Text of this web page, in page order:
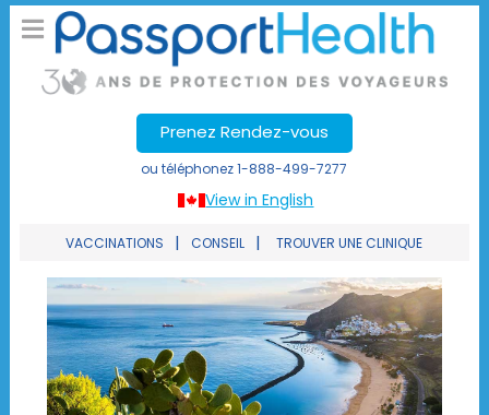
View in English
Prenez Rendez-vous
ou téléphonez1-888-499-7277
VACCINATIONS | CONSEIL | TROUVER UNE CLINIQUE